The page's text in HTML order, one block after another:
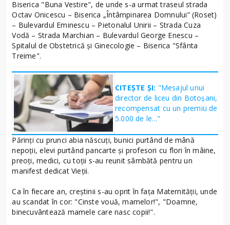
Biserica "Buna Vestire", de unde s-a urmat traseul strada
Octav Onicescu – Biserica „Întâmpinarea Domnului” (Roset)
– Bulevardul Eminescu – Pietonalul Unirii – Strada Cuza
Vodă – Strada Marchian – Bulevardul George Enescu –
Spitalul de Obstetrică şi Ginecologie – Biserica "Sfânta
Treime".
CITEȘTE ȘI: "Mesajul unui
director de liceu din Botoșani,
recompensat cu un premiu de
5.000 de le..."
Părinți cu prunci abia născuți, bunici purtând de mână
nepoții, elevi purtând pancarte și profesori cu flori în mâine,
preoți, medici, cu toții s-au reunit sâmbătă pentru un
manifest dedicat Vieții.
Ca în fiecare an, creștinii s-au oprit în fața Maternităţii, unde
au scandat în cor: "Cinste vouă, mamelor!", "Doamne,
binecuvântează mamele care nasc copii!".